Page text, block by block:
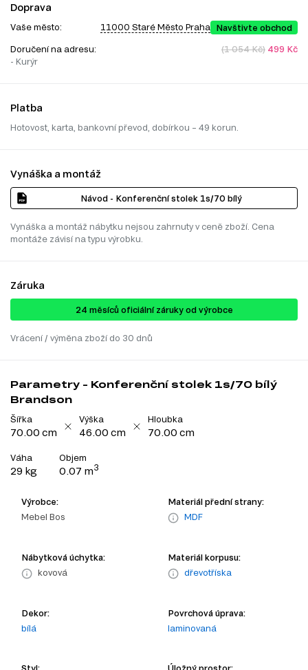
Doprava
Vaše město: 11000 Staré Město Praha Navštivte obchod
Doručení na adresu:
- Kurýr
(1 054 Kč) 499 Kč
Platba
Hotovost, karta, bankovní převod, dobírkou – 49 korun.
Vynáška a montáž
Návod - Konferenční stolek 1s/70 bílý
Vynáška a montáž nábytku nejsou zahrnuty v ceně zboží. Cena
montáže závisí na typu výrobku.
Záruka
24 ​​​​měsíců oficiální záruky od výrobce
Vrácení / výměna zboží do 30 dnů
Parametry - Konferenční stolek 1s/70 bílý
Brandson
Šířka
70.00 cm
Výška
46.00 cm
Hloubka
70.00 cm
Váha
29 kg
Objem
0.07 m3
Výrobce:
Mebel Bos
Materiál přední strany:
MDF
Nábytková úchytka:
kovová
Materiál korpusu:
dřevotříska
Dekor:
bílá
Povrchová úprava:
laminovaná
Styl: Úložný prostor: